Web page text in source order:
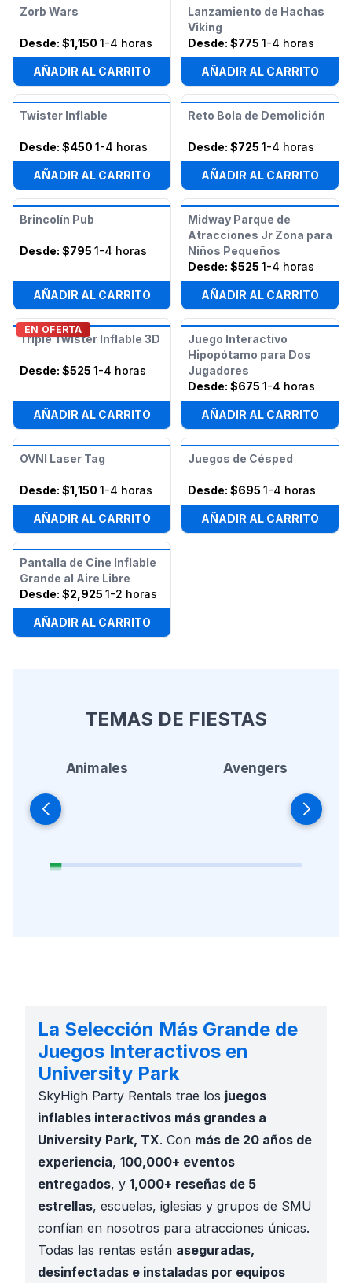
Zorb Wars
Desde: $1,150 1-4 horas
AÑADIR AL CARRITO
Lanzamiento de Hachas
Viking
Desde: $775 1-4 horas
AÑADIR AL CARRITO
Twister Inflable
Desde: $450 1-4 horas
AÑADIR AL CARRITO
Reto Bola de Demolición
Desde: $725 1-4 horas
AÑADIR AL CARRITO
Brincolín Pub
Desde: $795 1-4 horas
AÑADIR AL CARRITO
Midway Parque de
Atracciones Jr Zona para
Niños Pequeños
Desde: $525 1-4 horas
AÑADIR AL CARRITO
EN OFERTA
Triple Twister Inflable 3D
Desde: $525 1-4 horas
AÑADIR AL CARRITO
Juego Interactivo
Hipopótamo para Dos
Jugadores
Desde: $675 1-4 horas
AÑADIR AL CARRITO
OVNI Laser Tag
Desde: $1,150 1-4 horas
AÑADIR AL CARRITO
Juegos de Césped
Desde: $695 1-4 horas
AÑADIR AL CARRITO
Pantalla de Cine Inflable
Grande al Aire Libre
Desde: $2,925 1-2 horas
AÑADIR AL CARRITO
TEMAS DE FIESTAS
Animales Avengers
La Selección Más Grande de
Juegos Interactivos en
University Park
SkyHigh Party Rentals trae los juegos
inflables interactivos más grandes a
University Park, TX. Con más de 20 años de
experiencia, 100,000+ eventos
entregados, y 1,000+ reseñas de 5
estrellas, escuelas, iglesias y grupos de SMU
confían en nosotros para atracciones únicas.
Todas las rentas están aseguradas,
desinfectadas e instaladas por equipos